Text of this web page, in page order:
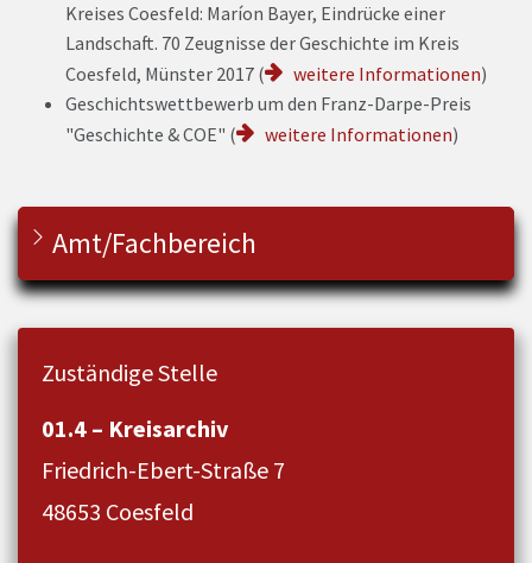
Kreises Coesfeld: Maríon Bayer, Eindrücke einer
Landschaft. 70 Zeugnisse der Geschichte im Kreis
Coesfeld, Münster 2017 (
weitere Informationen)
Geschichtswettbewerb um den Franz-Darpe-Preis
"Geschichte & COE" (
weitere Informationen)
Amt/Fachbereich
Zuständige Stelle
01.4 – Kreisarchiv
Friedrich-Ebert-Straße 7
48653 Coesfeld